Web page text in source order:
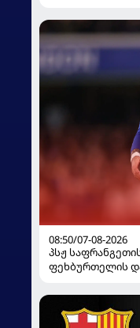
08:50/07-08-2026
პსჟ
ფეხბურთელის